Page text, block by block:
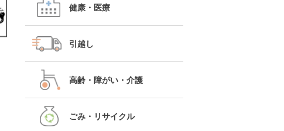
健康・医療
引越し
高齢・障がい・介護
ごみ・リサイクル